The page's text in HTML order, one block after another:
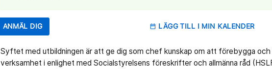
ANMÄL DIG date_range LÄGG TILL I MIN KALENDER
Syftet med utbildningen är att ge dig som chef kunskap om att förebygga och
verksamhet i enlighet med Socialstyrelsens föreskrifter och allmänna råd